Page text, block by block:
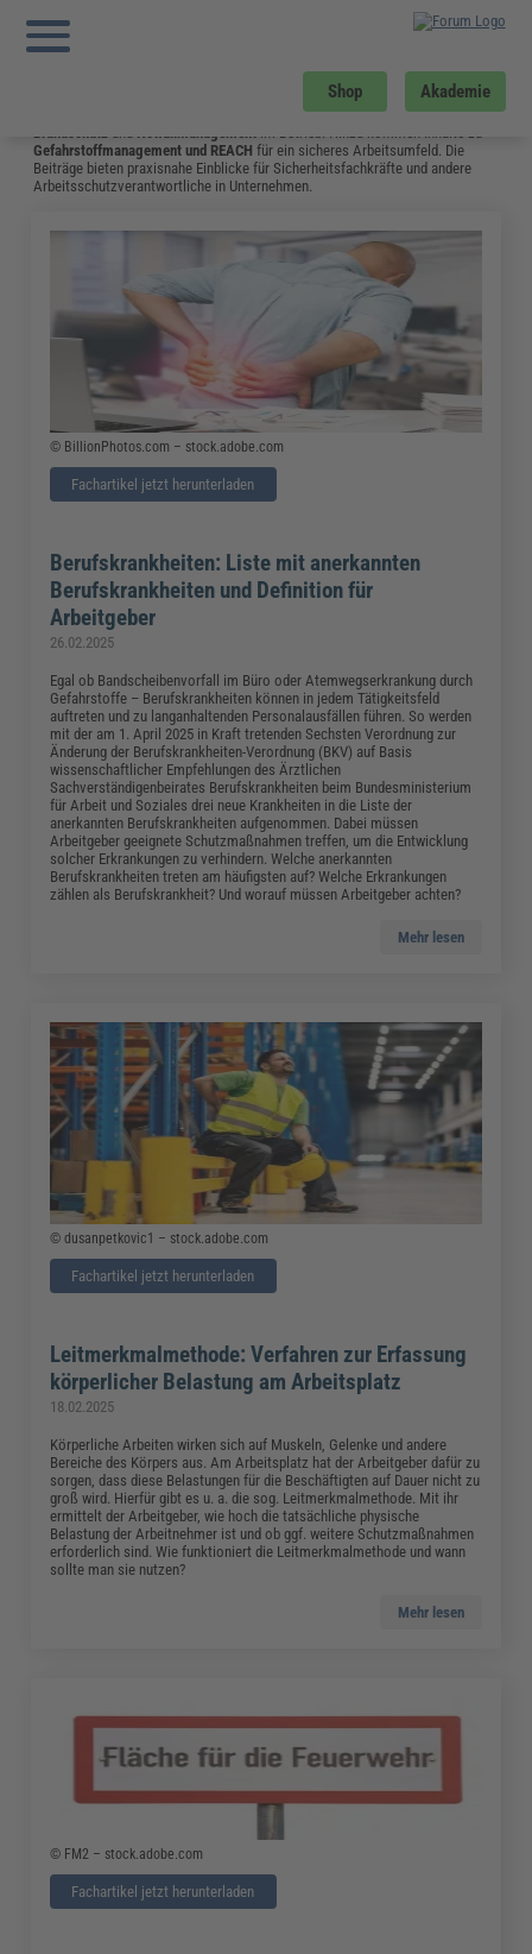
Shop Akademie
Sie sind hier:
Ersthelfer im Betrieb –
Ausbildung und Aufgaben
Hier gibt es aktuelles Fachwissen zu Themen wieArbeitssicherheit,
Gefahrstoffmanagementund REACH für ein sicheres Arbeitsumfeld. Die
Beiträge bieten praxisnahe Einblicke für Sicherheitsfachkräfte und andere
Arbeitsschutzverantwortliche in Unternehmen.
© BillionPhotos.com – stock.adobe.com
Fachartikel jetzt herunterladen
Berufskrankheiten: Liste mit anerkannten
Berufskrankheiten und Definition für
Arbeitgeber
26.02.2025
Egal ob Bandscheibenvorfall im Büro oder Atemwegserkrankung durch
Gefahrstoffe – Berufskrankheiten können in jedem Tätigkeitsfeld
auftreten und zu langanhaltenden Personalausfällen führen. So werden
mit der am 1. April 2025 in Kraft tretenden Sechsten Verordnung zur
Änderung der Berufskrankheiten-Verordnung (BKV) auf Basis
wissenschaftlicher Empfehlungen des Ärztlichen
Sachverständigenbeirates Berufskrankheiten beim Bundesministerium
für Arbeit und Soziales drei neue Krankheiten in die Liste der
anerkannten Berufskrankheiten aufgenommen. Dabei müssen
Arbeitgeber geeignete Schutzmaßnahmen treffen, um die Entwicklung
solcher Erkrankungen zu verhindern. Welche anerkannten
Berufskrankheiten treten am häufigsten auf? Welche Erkrankungen
zählen als Berufskrankheit? Und worauf müssen Arbeitgeber achten?
Mehr lesen
© dusanpetkovic1 – stock.adobe.com
Fachartikel jetzt herunterladen
Leitmerkmalmethode: Verfahren zur Erfassung
körperlicher Belastung am Arbeitsplatz
18.02.2025
Körperliche Arbeiten wirken sich auf Muskeln, Gelenke und andere
Bereiche des Körpers aus. Am Arbeitsplatz hat der Arbeitgeber dafür zu
sorgen, dass diese Belastungen für die Beschäftigten auf Dauer nicht zu
groß wird. Hierfür gibt es u. a. die sog. Leitmerkmalmethode. Mit ihr
ermittelt der Arbeitgeber, wie hoch die tatsächliche physische
Belastung der Arbeitnehmer ist und ob ggf. weitere Schutzmaßnahmen
erforderlich sind. Wie funktioniert die Leitmerkmalmethode und wann
sollte man sie nutzen?
Mehr lesen
© FM2 – stock.adobe.com
Fachartikel jetzt herunterladen